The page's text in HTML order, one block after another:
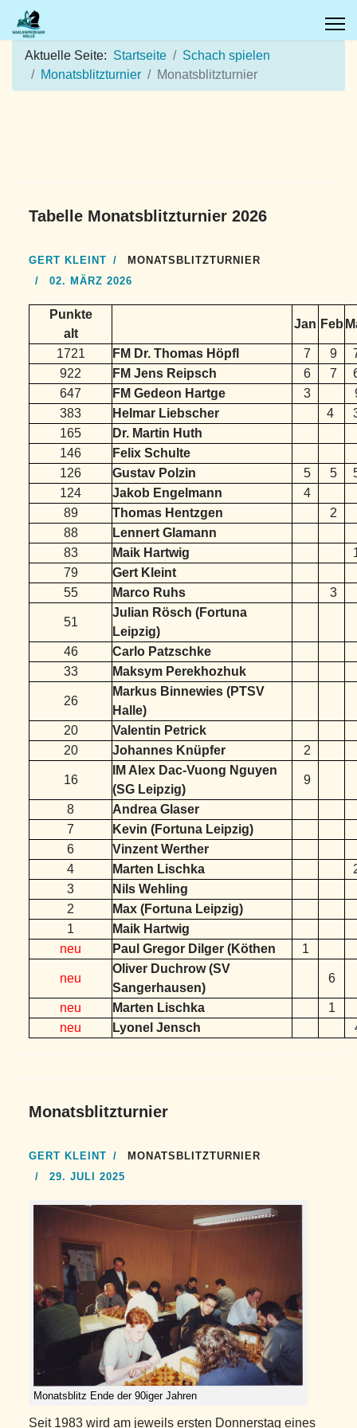
Aktuelle Seite: Startseite
Schach spielen
Monatsblitzturnier
Monatsblitzturnier
Tabelle Monatsblitzturnier 2026
GERT KLEINT
MONATSBLITZTURNIER
02. MÄRZ 2026
Punkte
alt
Jan Feb
1721 FM Dr. Thomas Höpfl 7 9
922
FM Jens Reipsch 6 7
647
FM Gedeon Hartge 3
383
Helmar Liebscher 4
165
Dr. Martin Huth
146
Felix Schulte
126
Gustav Polzin 5 5
124
Jakob Engelmann
4
89
Thomas Hentzgen
2
88
Lennert Glamann
83
Maik Hartwig
79
Gert Kleint
55
Marco Ruhs 3
51
Julian Rösch (Fortuna
Leipzig)
46
Carlo Patzschke
33
Maksym Perekhozhuk
26
Markus Binnewies (PTSV
Halle)
20
Valentin Petrick
20
Johannes Knüpfer 2
16
IM Alex Dac-Vuong Nguyen
(SG Leipzig)
9
8
Andrea Glaser
7
Kevin (Fortuna Leipzig)
6
Vinzent Werther
4
Marten Lischka
3
Nils Wehling
2
Max (Fortuna Leipzig)
1
Maik Hartwig
neu
Paul Gregor Dilger (Köthen 1
neu
Oliver Duchrow (SV
Sangerhausen)
6
neu Marten Lischka
1
neu
Lyonel Jensch
Monatsblitzturnier
GERT KLEINT
MONATSBLITZTURNIER
29. JULI 2025
Monatsblitz Ende der 90iger Jahren
Seit 1983 wird am jeweils ersten Donnerstag eines